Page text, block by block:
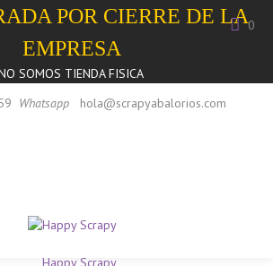
POR CIERRE DE LA
EMPRESA
SOMOS TIENDA FISICA
Whatsapp hola@scrapyabalorios.com
0